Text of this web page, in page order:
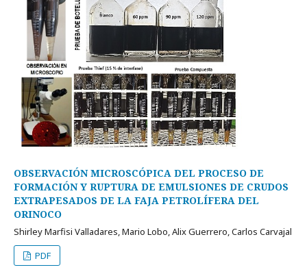
OBSERVACIÓN MICROSCÓPICA DEL PROCESO DE
FORMACIÓN Y RUPTURA DE EMULSIONES DE CRUDOS
EXTRAPESADOS DE LA FAJA PETROLÍFERA DEL
ORINOCO
Shirley Marfisi Valladares, Mario Lobo, Alix Guerrero, Carlos Carvajal
PDF